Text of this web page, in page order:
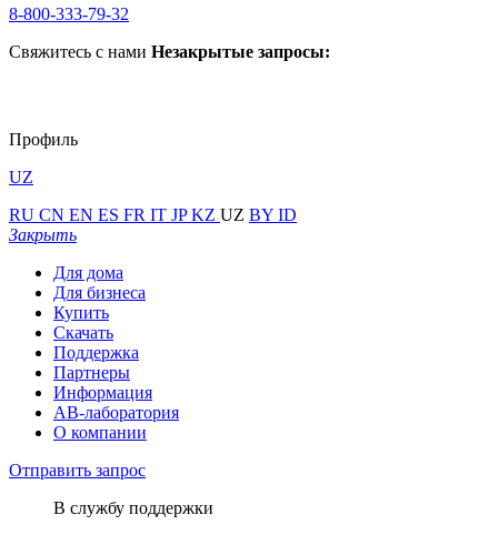
8-800-333-79-32
Свяжитесь с нами Незакрытые запросы:
Профиль
UZ
RU CN EN ES FR IT JPKZ UZ BY ID
Закрыть
Для дома
Для бизнеса
Купить
Скачать
Поддержка
Партнеры
Информация
АВ-лаборатория
О компании
Отправить запрос
В службу поддержки